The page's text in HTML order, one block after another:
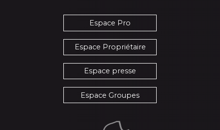
Espace Pro
Espace Propriétaire
Espace presse
Espace Groupes